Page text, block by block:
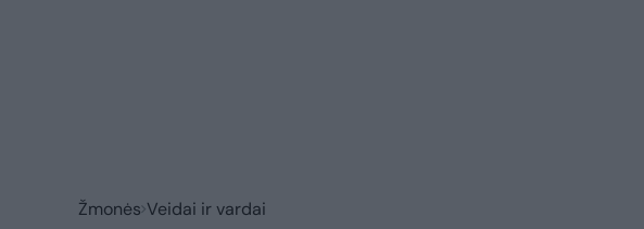
Žmonės Veidai ir vardai